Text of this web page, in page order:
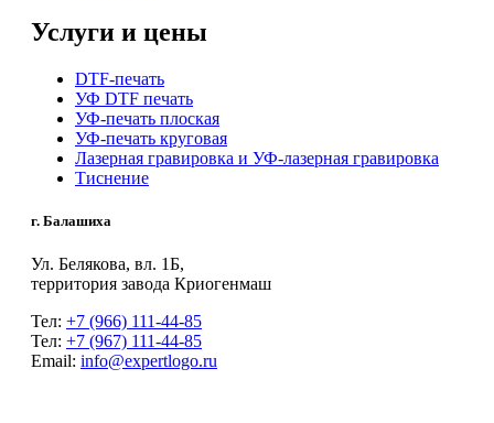
Услуги и цены
DTF-печать
УФ DTF печать
УФ-печать плоская
УФ-печать круговая
Лазерная гравировка и УФ-лазерная гравировка
Тиснение
г. Балашиха
Ул. Белякова, вл. 1Б,
территория завода Криогенмаш
Тел: +7 (966) 111-44-85
Тел: +7 (967) 111-44-85
Email: info@expertlogo.ru